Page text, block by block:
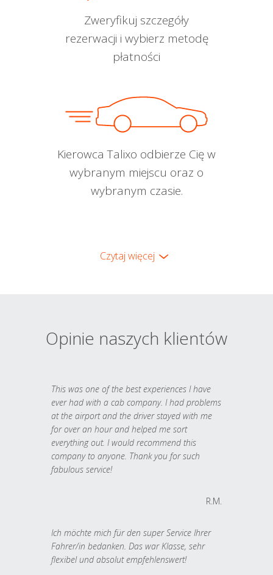
Zweryfikuj szczegóły
rezerwacji i wybierz metodę
płatności
Kierowca Talixo odbierze Cię w
wybranym miejscu oraz o
wybranym czasie.
Czytaj więcej
Opinie naszych klientów
This was one of the best experiences I have
ever had with a cab company. I had problems
at the airport and the driver stayed with me
for over an hour and helped me sort
everything out. I would recommend this
company to anyone. Thank you for such
fabulous service!
R.M.
Ich möchte mich für den super Service Ihrer
Fahrer/in bedanken. Das war Klasse, sehr
flexibel und absolut empfehlenswert!